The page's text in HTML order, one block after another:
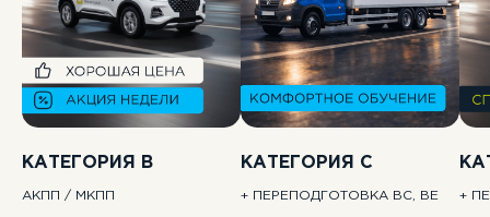
КАТЕГОРИЯ B
АКПП / МКПП
КАТЕГОРИЯ C
+ ПЕРЕПОДГОТОВКА BC, BE +